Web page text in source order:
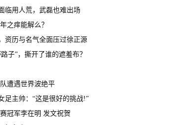
临用人荒，武磊也难出场
之痒能解么？
资历与名气全面压过徐正源
子”，撕开了谁的遮羞布？
遭遇世界波绝平
足主帅：“这是很好的挑战!”
冠军李在明 发文祝贺